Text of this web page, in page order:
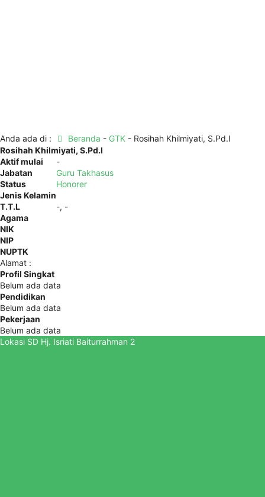
Anda ada di : Beranda - GTK- Rosihah Khilmiyati, S.Pd.I
Rosihah Khilmiyati, S.Pd.I
Aktif mulai
-
Jabatan
Guru Takhasus
Status
Honorer
Jenis Kelamin
T.T.L
-, -
Agama
NIK
NIP
NUPTK
Alamat :
Profil Singkat
Belum ada data
Pendidikan
Belum ada data
Pekerjaan
Belum ada data
Lokasi SD Hj. Isriati Baiturrahman 2